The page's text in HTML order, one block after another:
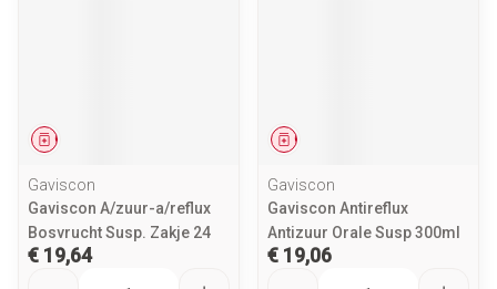
Geneesmiddel
Gaviscon
Gaviscon A/zuur-a/reflux
Bosvrucht Susp. Zakje 24
€ 19,64
Geneesmiddel
Gaviscon
Gaviscon Antireflux
Antizuur Orale Susp 300ml
€ 19,06